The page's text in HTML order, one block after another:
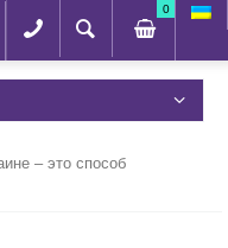
0
– это способ